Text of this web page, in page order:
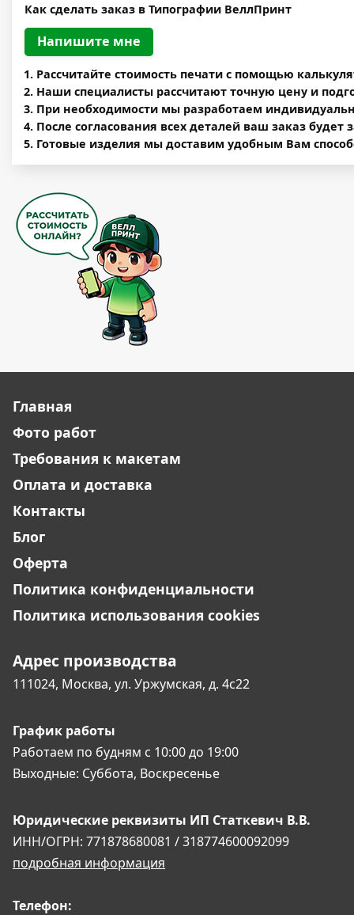
Напишите мне
Как сделать заказ в Типографии ВеллПринт
Рассчитайте стоимость печати c помощью
Наши специалисты рассчитают точную цену и
При необходимости мы разработаем
После согласования всех деталей ваш заказ будет
Готовые изделия мы доставим удобным Вам
Главная
Фото работ
Требования к макетам
Оплата и доставка
Контакты
Блог
Оферта
Политика конфиденциальности
Политика использования cookies
Адрес производства
111024, Москва, ул. Уржумская, д. 4с22
График работы
Работаем по будням с 10:00 до 19:00
Выходные: Суббота, Воскресенье
Юридические реквизиты ИП Статкевич В.В.
ИНН/ОГРН: 771878680081 / 318774600092099
подробная информация
Телефон: